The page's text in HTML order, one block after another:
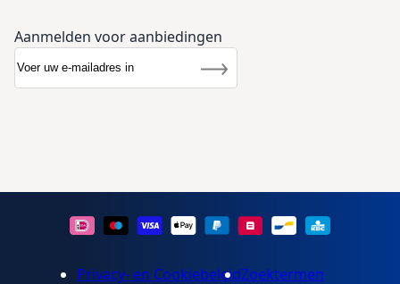
Aanmelden voor aanbiedingen
Nieuwsbrief
Inschrijven
Privacy- en CookiebeleidZoektermen